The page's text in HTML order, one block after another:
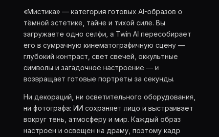
«Мистика» — категория готовых AI-образов о
тёмной эстетике, тайне и тихой силе. Вы
загружаете одно селфи, а Twin AI пересобирает
его в сумрачную кинематографичную сцену —
глубокий контраст, свет свечей, оккультные
символы и загадочное настроение — и
возвращает готовые портреты за секунды.
Ни декораций, ни осветительного оборудования,
ни фотографа: ИИ сохраняет лицо и выстраивает
вокруг тень, атмосферу и мир. Каждый образ
настроен и освещён на драму, поэтому кадр